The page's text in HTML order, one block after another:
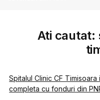
Ati cautat:
Spitalul Clinic CF
completa cu fonduri din